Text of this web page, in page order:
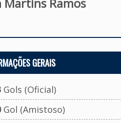
GERAIS
Gols (Oficial)
Gol (Amistoso)